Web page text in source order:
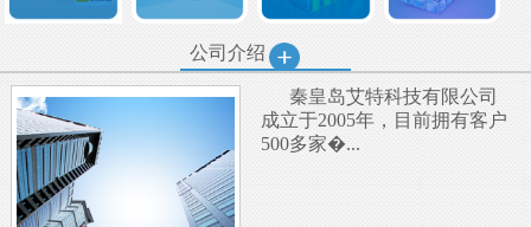
公司介绍
秦皇岛艾特科技有限公司
成立于2005年，目前拥有客户
500多家�...